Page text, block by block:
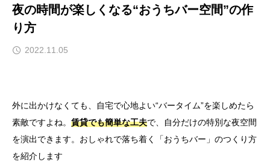
夜の時間が楽しくなる“おうちバー空間”の作
り方
2022.11.05
外に出かけなくても、自宅で心地よい“バータイム”を楽しめたら
素敵ですよね。 賃貸でも簡単な工夫で、自分だけの特別な夜空間
を演出できます。おしゃれで落ち着く「おうちバー」のつくり方
を紹介します